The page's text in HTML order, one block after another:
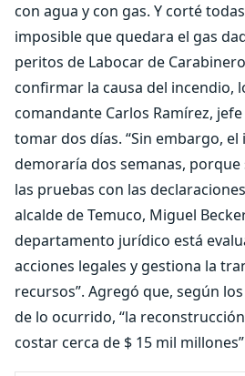
con agua y con gas. Y corté
imposible que quedara el gas
peritos de Labocar de
confirmar la causa del incendio,
comandante Carlos Ramírez,
tomar dos días. “Sin embargo,
demoraría dos semanas,
las pruebas con las
alcalde de Temuco, Miguel
departamento jurídico está
acciones legales y gestiona la
recursos”. Agregó que, según
de lo ocurrido, “la
costar cerca de $ 15 mil